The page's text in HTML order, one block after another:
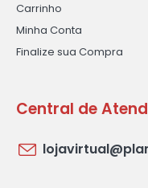
Carrinho
Minha Conta
Finalize sua Compra
Central de